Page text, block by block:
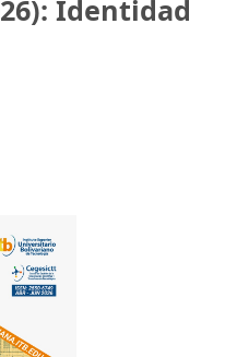
Identidad